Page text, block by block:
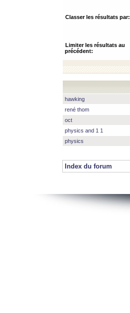
Classer les résultats par:
Limiter les résultats au
précédent:
hawking
rené thom
oct
physics and 1 1
physics
Index du forum